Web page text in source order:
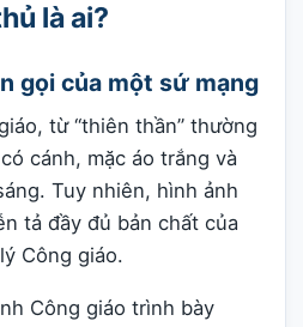
là ai?
gọi của một sứ mạng
từ “thiên thần” thường
cánh, mặc áo trắng và
Tuy nhiên, hình ảnh
tả đầy đủ bản chất của
Công giáo.
Công giáo trình bày